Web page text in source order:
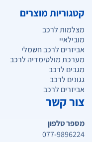
קטגוריות מוצרים
מצלמות לרכב
מובילאיי
אביזרים לרכב חשמלי
מערכת מולטימדיה לרכב
מגבים לרכב
גגונים לרכב
אביזרים לרכב
צור קשר
מספר טלפון
077-9896224